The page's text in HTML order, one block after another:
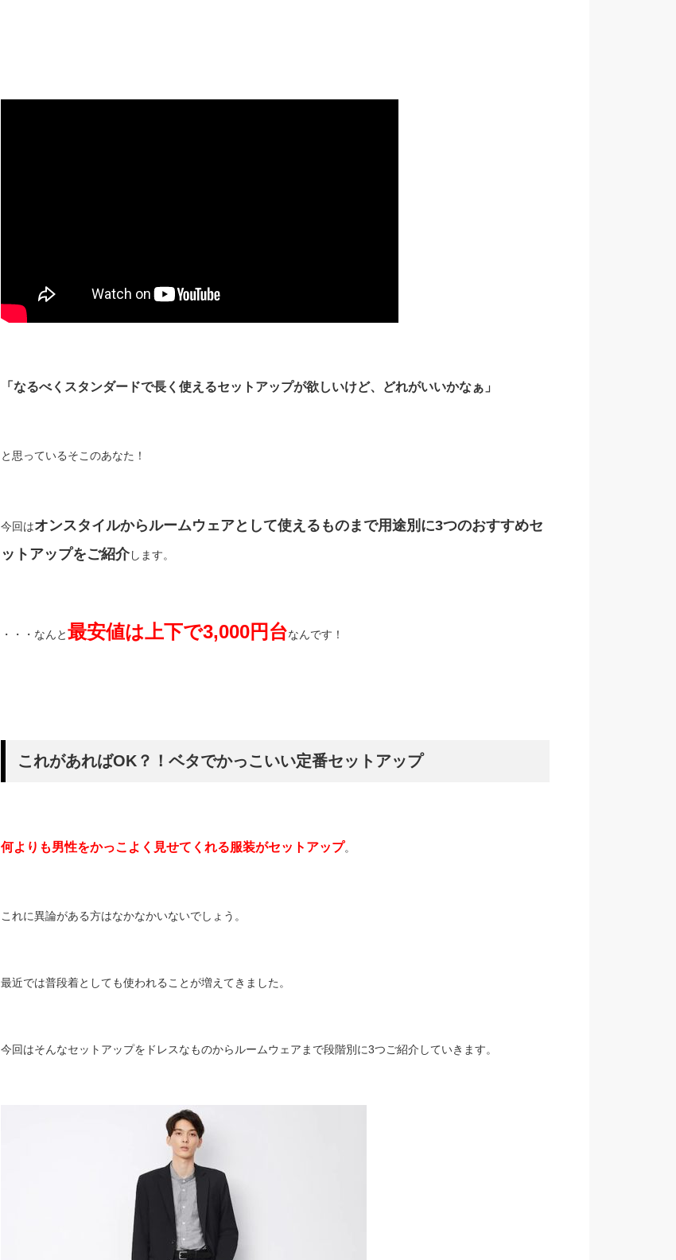
「なるべくスタンダードで長く使えるセットアップが欲しいけど、どれがいいかなぁ」
と思っているそこのあなた！
今回はオンスタイルからルームウェアとして使えるものまで用途別に3つのおすすめセ
ットアップをご紹介します。
・・・なんと最安値は上下で3,000円台なんです！
これがあればOK？！ベタでかっこいい定番セットアップ
何よりも男性をかっこよく見せてくれる服装がセットアップ。
これに異論がある方はなかなかいないでしょう。
最近では普段着としても使われることが増えてきました。
今回はそんなセットアップをドレスなものからルームウェアまで段階別に3つご紹介していきます。